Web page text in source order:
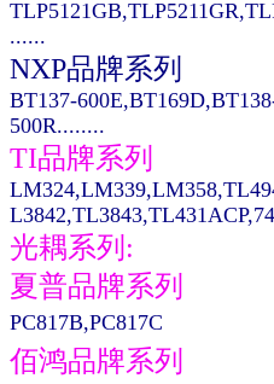
......
NXP品牌系列
BT137-
500R........
TI品牌系列
光耦系列:
夏普品牌系列
PC817B,PC817C
佰鸿品牌系列